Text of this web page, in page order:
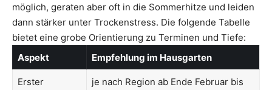
möglich, geraten aber oft in die Sommerhitze und leiden
dann stärker unter Trockenstress. Die folgende Tabelle
bietet eine grobe Orientierung zu Terminen und Tiefe:
Aspekt
Empfehlung im Hausgarten
Erster
je nach Region ab Ende Februar bis